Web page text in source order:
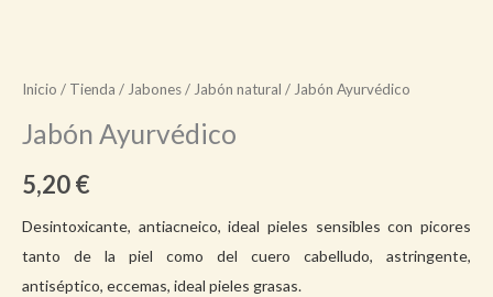
Inicio / Tienda / Jabones/ Jabón natural / Jabón Ayurvédico
Jabón Ayurvédico
5,20€
Desintoxicante, antiacneico, ideal pieles sensibles con picores
tanto de la piel como del cuero cabelludo, astringente,
antiséptico, eccemas, ideal pieles grasas.